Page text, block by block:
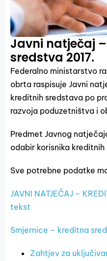
Javni natječaj
sredstva 2017.
Federalno ministarstvo
obrta raspisuje Javni
kreditnih sredstava po
razvoja poduzetništva i
Predmet Javnog
odabir korisnika
Sve potrebne podatke
JAVNI NATJEČAJ –
tekst
Smjernice – kreditna
Zahtjev za